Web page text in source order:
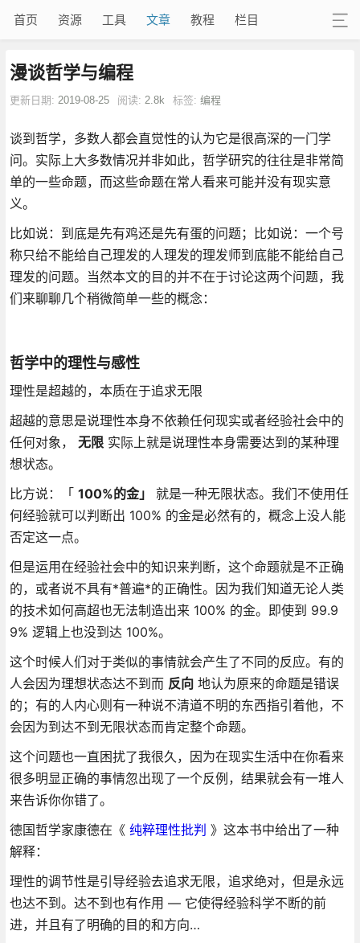
首页 资源 工具 文章 教程 栏目
漫谈哲学与编程
更新日期: 2019-08-25 阅读: 2.8k 标签: 编程
谈到哲学，多数人都会直觉性的认为它是很高深的一门学
问。实际上大多数情况并非如此，哲学研究的往往是非常简
单的一些命题，而这些命题在常人看来可能并没有现实意
义。
比如说：到底是先有鸡还是先有蛋的问题；比如说：一个号
称只给不能给自己理发的人理发的理发师到底能不能给自己
理发的问题。当然本文的目的并不在于讨论这两个问题，我
们来聊聊几个稍微简单一些的概念：
哲学中的理性与感性
理性是超越的，本质在于追求无限
超越的意思是说理性本身不依赖任何现实或者经验社会中的
任何对象， 无限实际上就是说理性本身需要达到的某种理
想状态。
比方说：「 100%的金」
就是一种无限状态。我们不使用任
何经验就可以判断出 100% 的金是必然有的，概念上没人能
否定这一点。
但是运用在经验社会中的知识来判断，这个命题就是不正确
的，或者说不具有*普遍*的正确性。因为我们知道无论人类
的技术如何高超也无法制造出来 100% 的金。即使到 99.9
9% 逻辑上也没到达 100%。
这个时候人们对于类似的事情就会产生了不同的反应。有的
人会因为理想状态达不到而 反向地认为原来的命题是错误
的；有的人内心则有一种说不清道不明的东西指引着他，不
会因为到达不到无限状态而肯定整个命题。
这个问题也一直困扰了我很久，因为在现实生活中在你看来
很多明显正确的事情忽出现了一个反例，结果就会有一堆人
来告诉你你错了。
德国哲学家康德在《 纯粹理性批判 》这本书中给出了一种
解释：
理性的调节性是引导经验去追求无限，追求绝对，但是永远
也达不到。达不到也有作用 — 它使得经验科学不断的前
进，并且有了明确的目的和方向…